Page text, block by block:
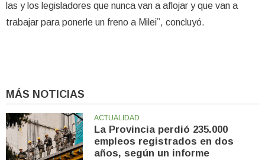
las y los legisladores que nunca van a aflojar y que van a
trabajar para ponerle un freno a Milei”, concluyó.
MÁS NOTICIAS
ACTUALIDAD
La Provincia perdió 235.000
empleos registrados en dos
años, según un informe